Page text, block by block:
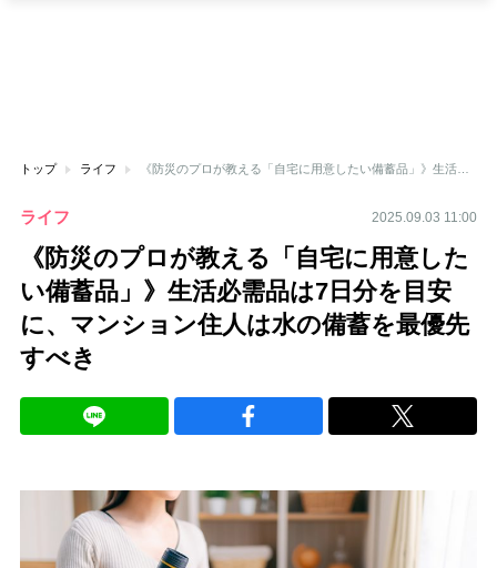
トップ ライフ 《防災のプロが教える「自宅に用意したい備蓄品」》生活必需品は7日分を目安に、マンション住人は水の備蓄を最優先すべき
ライフ 2025.09.03 11:00
《防災のプロが教える「自宅に用意した
い備蓄品」》生活必需品は7日分を目安
に、マンション住人は水の備蓄を最優先
すべき